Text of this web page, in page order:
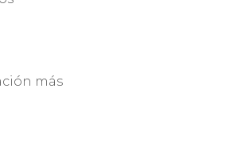
más